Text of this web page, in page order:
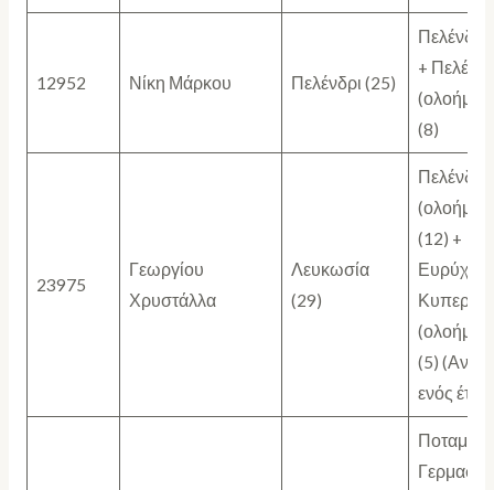
12952 Νίκη Μάρκου Πελένδρι (25)
Πελένδρι
+
(8)
23975
Γεωργίου
Χρυστάλλα
Λευκωσία
(29)
Πελένδρι
(12) +
Ευρύχου
(5)
ενός
Ποταμό